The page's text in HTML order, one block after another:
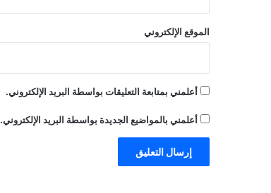
الموقع الإلكتروني
أعلمني بمتابعة التعليقات بواسطة البريد الإلكتروني.
أعلمني بالمواضيع الجديدة بواسطة البريد الإلكتروني.